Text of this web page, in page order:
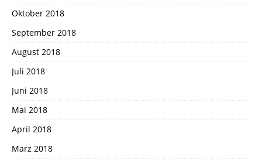
Oktober 2018
September 2018
August 2018
Juli 2018
Juni 2018
Mai 2018
April 2018
März 2018